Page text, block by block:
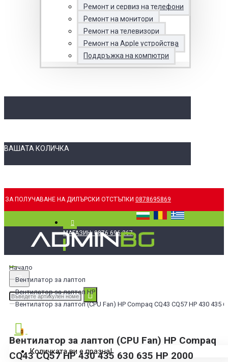
Ремонт и сервиз на телефони
Ремонт на монитори
Ремонт на телевизори
Ремонт на Apple устройства
Поддръжка на компютри
ВАШАТА КОЛИЧКА
ЗА ПОЛУЧАВАНЕ НА ДИЛЪРСКИ ОТСТЪПКИ 0878695869
МАГАЗИН: 0876 696 367
0
Количката ви е празна!
Начало
Вентилатор за лаптоп
Вентилатор за лаптоп HP
Вентилатор за лаптоп (CPU Fan) HP Compaq CQ43 CQ57 HP 430 435
Вентилатор за лаптоп (CPU Fan) HP Compaq
CQ43 CQ57 HP 430 435 630 635 HP 2000